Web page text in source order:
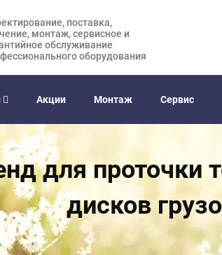
поставка,
монтаж, сервисное и
обслуживание
оборудования
Акции Монтаж Сервис
для проточки
дисков